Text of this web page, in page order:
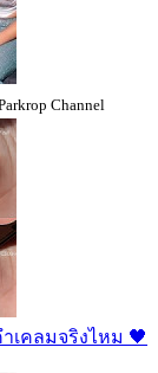
Channel
ำเคลมจริงไหม 🖤